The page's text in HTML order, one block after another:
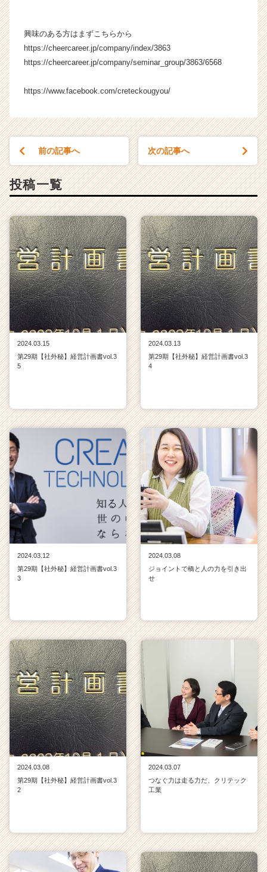
ン
チ
ャ
ー・
長
業
か
カ
ト
届
く
就
活
サ
イ
ト
チ
ア
キ
リ
e
e
r）
興味のある方はまずこちらから
https://cheercareer.jp/company/index/3863
https://cheercareer.jp/company/seminar_group/3863/6568
https://www.facebook.com/creteckougyou/
前の記事へ 次の記事へ
投稿一覧
2024.03.15
第29期【社外秘】経営計画書vol.3
5
2024.03.13
第29期【社外秘】経営計画書vol.3
4
2024.03.12
第29期【社外秘】経営計画書vol.3
3
2024.03.08
ジョイントで橋と人の力を引き出
せ
2024.03.08
第29期【社外秘】経営計画書vol.3
2
2024.03.07
つなぐ力は走る力だ、クリテック
工業